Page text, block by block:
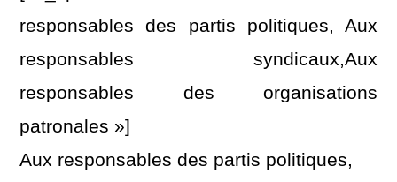
responsables des partis politiques, Aux
responsables syndicaux,Aux
responsables des organisations
patronales »]
Aux responsables des partis politiques,